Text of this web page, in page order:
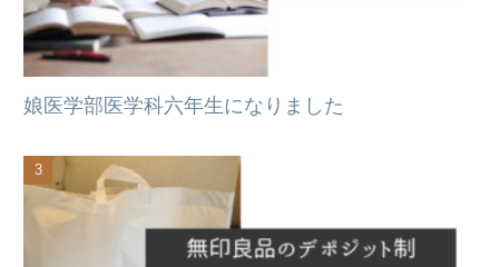
娘医学部医学科六年生になりました